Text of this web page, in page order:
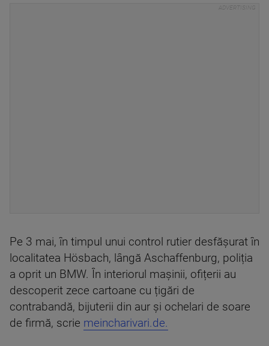
Pe 3 mai, în timpul unui control rutier desfășurat în
localitatea Hösbach, lângă Aschaffenburg, poliția
a oprit un BMW. În interiorul mașinii, ofițerii au
descoperit zece cartoane cu țigări de
contrabandă, bijuterii din aur și ochelari de soare
de firmă, scrie meincharivari.de.